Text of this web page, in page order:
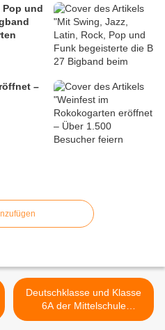
Pop und
–
Deutschklasse und Klasse
6A der Mittelschule
Veitshöchheim senden